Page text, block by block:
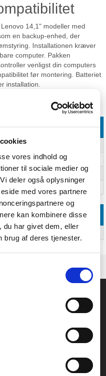
vores indhold og
til sociale medier og
deler også oplysninger
med vores partnere
og
kan kombinere disse
du har givet dem, eller
brug af deres tjenester.
14,1" modeller med
en backup-enhed, der
Installationen kræver
computer. Pakken
venligst din computers
før montering. Batteriet
installation.